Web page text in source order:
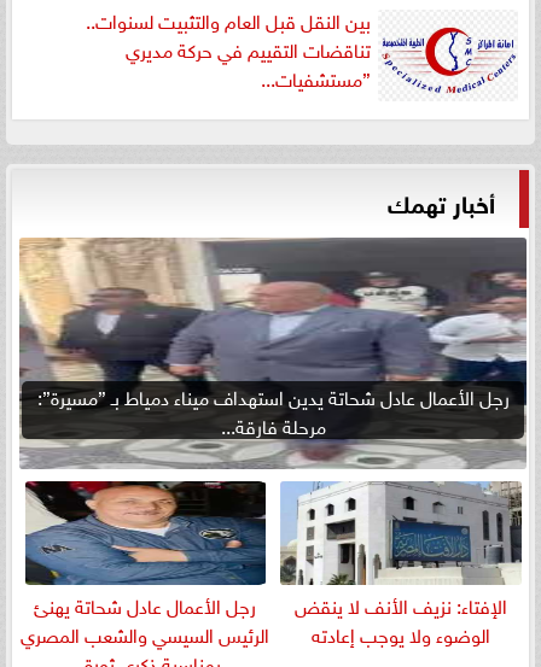
بين النقل قبل العام والتثبيت لسنوات..
تناقضات التقييم في حركة مديري
”مستشفيات...
أخبار تهمك
رجل الأعمال عادل شحاتة يدين استهداف ميناء دمياط بـ ”مسيرة”:
مرحلة فارقة...
الإفتاء: نزيف الأنف لا ينقض
الوضوء ولا يوجب إعادته
رجل الأعمال عادل شحاتة يهنئ
الرئيس السيسي والشعب المصري